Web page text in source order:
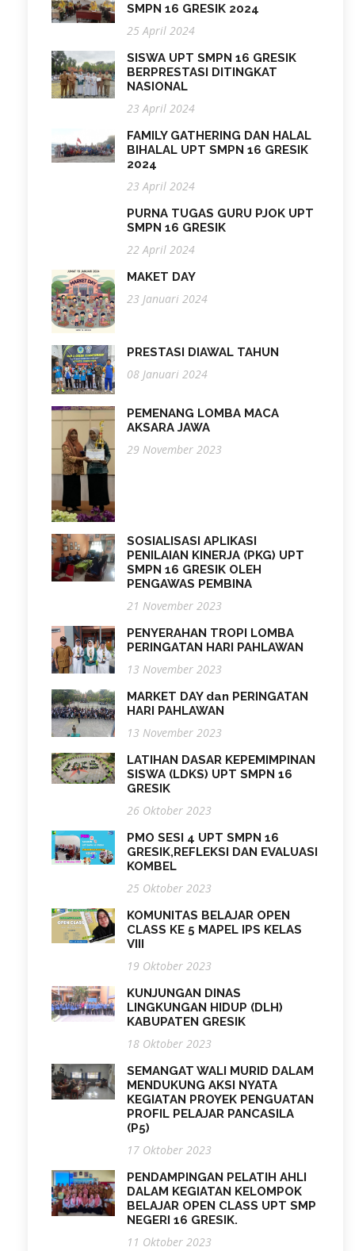
SMPN 16 GRESIK 2024
25 April 2024
SISWA UPT SMPN 16 GRESIK
BERPRESTASI DITINGKAT
NASIONAL
23 April 2024
FAMILY GATHERING DAN HALAL
BIHALAL UPT SMPN 16 GRESIK
2024
23 April 2024
PURNA TUGAS GURU PJOK UPT
SMPN 16 GRESIK
22 April 2024
MAKET DAY
23 Januari 2024
PRESTASI DIAWAL TAHUN
08 Januari 2024
PEMENANG LOMBA MACA
AKSARA JAWA
29 November 2023
SOSIALISASI APLIKASI
PENILAIAN KINERJA (PKG) UPT
SMPN 16 GRESIK OLEH
PENGAWAS PEMBINA
21 November 2023
PENYERAHAN TROPI LOMBA
PERINGATAN HARI PAHLAWAN
13 November 2023
MARKET DAY dan PERINGATAN
HARI PAHLAWAN
13 November 2023
LATIHAN DASAR KEPEMIMPINAN
SISWA (LDKS) UPT SMPN 16
GRESIK
26 Oktober 2023
PMO SESI 4 UPT SMPN 16
GRESIK,REFLEKSI DAN EVALUASI
KOMBEL
25 Oktober 2023
KOMUNITAS BELAJAR OPEN
CLASS KE 5 MAPEL IPS KELAS
VIII
19 Oktober 2023
KUNJUNGAN DINAS
LINGKUNGAN HIDUP (DLH)
KABUPATEN GRESIK
18 Oktober 2023
SEMANGAT WALI MURID DALAM
MENDUKUNG AKSI NYATA
KEGIATAN PROYEK PENGUATAN
PROFIL PELAJAR PANCASILA
(P5)
17 Oktober 2023
PENDAMPINGAN PELATIH AHLI
DALAM KEGIATAN KELOMPOK
BELAJAR OPEN CLASS UPT SMP
NEGERI 16 GRESIK.
11 Oktober 2023